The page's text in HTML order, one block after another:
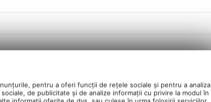
pentru a oferi funcții de rețele sociale și pentru a analiza
de publicitate și de analize informații cu privire la modul în